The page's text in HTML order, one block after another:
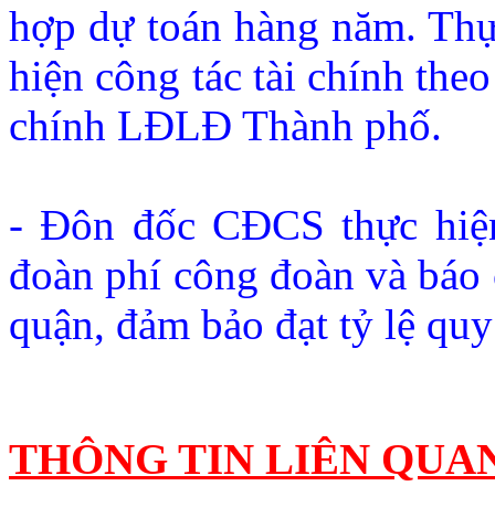
hợp dự toán hàng năm.
hiện công tác tài chính
chính LĐLĐ Thành phố.
- Đôn đốc CĐCS thực
đoàn phí công đoàn và
quận, đảm bảo đạt tỷ lệ
THÔNG TIN LIÊN